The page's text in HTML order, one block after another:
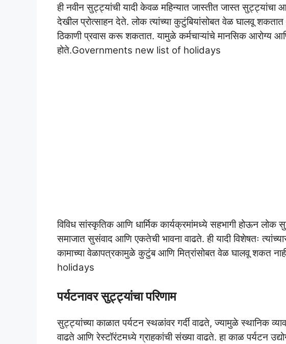
ही नवीन सुट्ट्यांची यादी केवळ महिन्यात जास्तीत जास्त सुट्ट्यांचा
देखील प्रोत्साहन देते. लोक त्यांच्या कुटुंबियांसोबत वेळ घालवू
ठिकाणी प्रवास करू शकतात. यामुळे कर्मचाऱ्यांचे मानसिक आरोग्य
होते.Governments new list of holidays
विविध सांस्कृतिक आणि धार्मिक कार्यक्रमांमध्ये सहभागी होऊन
समाजात सुसंवाद आणि एकतेची भावना वाढते. ही यादी विशेषतः
कामाच्या वेळापत्रकामुळे कुटुंब आणि मित्रांसोबत वेळ घालवू शकत
holidays
पर्यटनावर सुट्ट्यांचा परिणाम
सुट्ट्यांच्या काळात पर्यटन स्थळांवर गर्दी वाढते, ज्यामुळे स्थानिक
वाढते आणि रेस्टॉरंटमध्ये ग्राहकांची संख्या वाढते. हा काळ पर्यटन